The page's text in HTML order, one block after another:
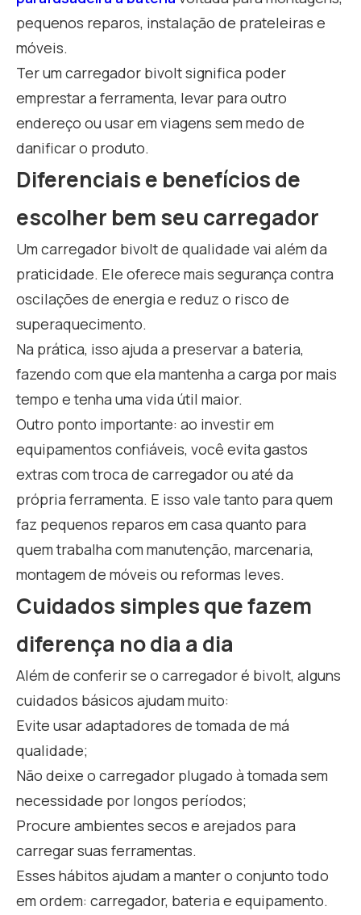
pequenos reparos, instalação de prateleiras e
móveis.
Ter um carregador bivolt significa poder
emprestar a ferramenta, levar para outro
endereço ou usar em viagens sem medo de
danificar o produto.
Diferenciais e benefícios de
escolher bem seu carregador
Um carregador bivolt de qualidade vai além da
praticidade. Ele oferece mais segurança contra
oscilações de energia e reduz o risco de
superaquecimento.
Na prática, isso ajuda a preservar a bateria,
fazendo com que ela mantenha a carga por mais
tempo e tenha uma vida útil maior.
Outro ponto importante: ao investir em
equipamentos confiáveis, você evita gastos
extras com troca de carregador ou até da
própria ferramenta. E isso vale tanto para quem
faz pequenos reparos em casa quanto para
quem trabalha com manutenção, marcenaria,
montagem de móveis ou reformas leves.
Cuidados simples que fazem
diferença no dia a dia
Além de conferir se o carregador é bivolt, alguns
cuidados básicos ajudam muito:
Evite usar adaptadores de tomada de má
qualidade;
Não deixe o carregador plugado à tomada sem
necessidade por longos períodos;
Procure ambientes secos e arejados para
carregar suas ferramentas.
Esses hábitos ajudam a manter o conjunto todo
em ordem: carregador, bateria e equipamento.